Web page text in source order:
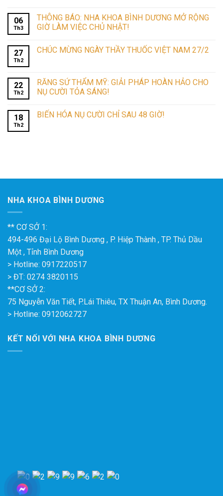
06
Th3
THÔNG BÁO: NHA KHOA BÌNH DƯƠNG MỞ RỘNG
GIỜ LÀM VIỆC CHỦ NHẬT!
27
Th2
CHÚC MỪNG NGÀY THẦY THUỐC VIỆT NAM 27/2
22
Th2
RĂNG SỨ THẨM MỸ: GIẢI PHÁP HOÀN HẢO CHO
NỤ CƯỜI TỎA SÁNG!
18
Th2
BIẾN HÓA NỤ CƯỜI CHỈ SAU 48 GIỜ!
NHA KHOA BÌNH DƯƠNG
** CƠ SỞ 1:
494-496 Đại Lộ Bình Dương , P. Hiệp Thành , TP. Thủ Dầu
Một , Tỉnh Bình Dương
> Hotline: 0917220517
> ĐT: 0274 3820115
**CƠ SỞ 2:
75 Nguyễn Văn Tiết, P.Lái Thiêu, TX Thuận An, Bình Dương.
> Hotline: 0912062727
KẾT NỐI VỚI NHA KHOA BÌNH DƯƠNG